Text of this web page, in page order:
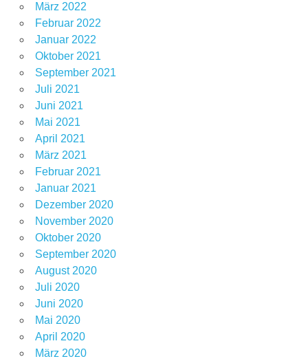
März 2022
Februar 2022
Januar 2022
Oktober 2021
September 2021
Juli 2021
Juni 2021
Mai 2021
April 2021
März 2021
Februar 2021
Januar 2021
Dezember 2020
November 2020
Oktober 2020
September 2020
August 2020
Juli 2020
Juni 2020
Mai 2020
April 2020
März 2020